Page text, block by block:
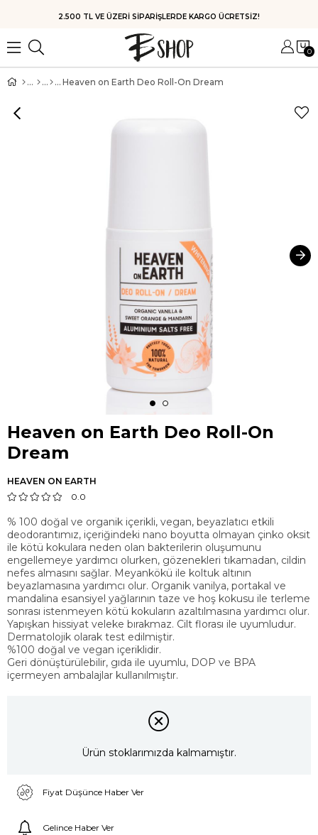
HIZLI KARGO
0
Heaven on Earth Deo Roll-On Dream
Heaven on Earth Deo Roll-On
Dream
HEAVEN ON EARTH
0.0
% 100 doğal ve organik içerikli, vegan, beyazlatıcı etkili
deodorantımız, içeriğindeki nano boyutta olmayan çinko oksit
ile kötü kokulara neden olan bakterilerin oluşumunu
engellemeye yardımcı olurken, gözenekleri tıkamadan, cildin
nefes almasını sağlar. Meyankökü ile koltuk altının
beyazlamasına yardımcı olur. Organik vanilya, portakal ve
mandalina esansiyel yağlarının taze ve hoş kokusu ile terleme
sonrası istenmeyen kötü kokuların azaltılmasına yardımcı olur.
Yapışkan hissiyat veleke bırakmaz. Cilt florası ile uyumludur.
Dermatolojik olarak test edilmiştir.
%100 doğal ve vegan içeriklidir.
Geri dönüştürülebilir, gıda ile uyumlu, DOP ve BPA
içermeyen ambalajlar kullanılmıştır.
Ürün stoklarımızda kalmamıştır.
Fiyat Düşünce Haber Ver
Gelince Haber Ver